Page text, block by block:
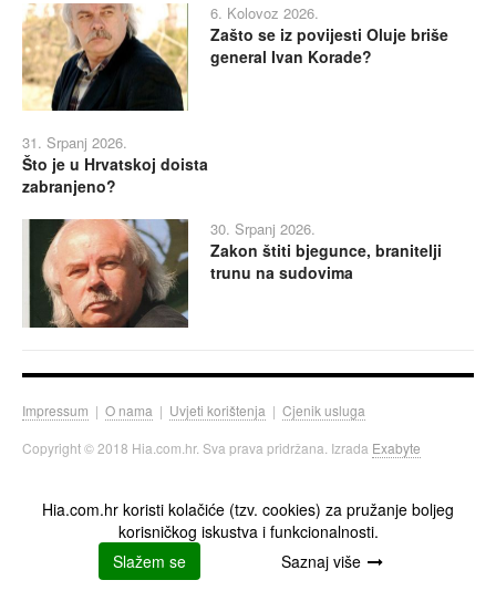
6. Kolovoz 2026.
Zašto se iz povijesti Oluje briše
general Ivan Korade?
31. Srpanj 2026.
Što je u Hrvatskoj doista
zabranjeno?
30. Srpanj 2026.
Zakon štiti bjegunce, branitelji
trunu na sudovima
Impressum | O nama | Uvjeti korištenja | Cjenik usluga
Copyright © 2018 Hia.com.hr. Sva prava pridržana. Izrada Exabyte
Hia.com.hr koristi kolačiće (tzv. cookies) za pružanje boljeg
korisničkog iskustva i funkcionalnosti.
Slažem se
Saznaj više